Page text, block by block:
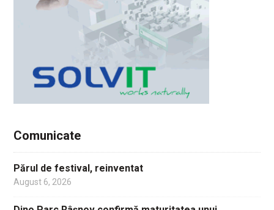
Comunicate
Părul de festival, reinventat
August 6, 2026